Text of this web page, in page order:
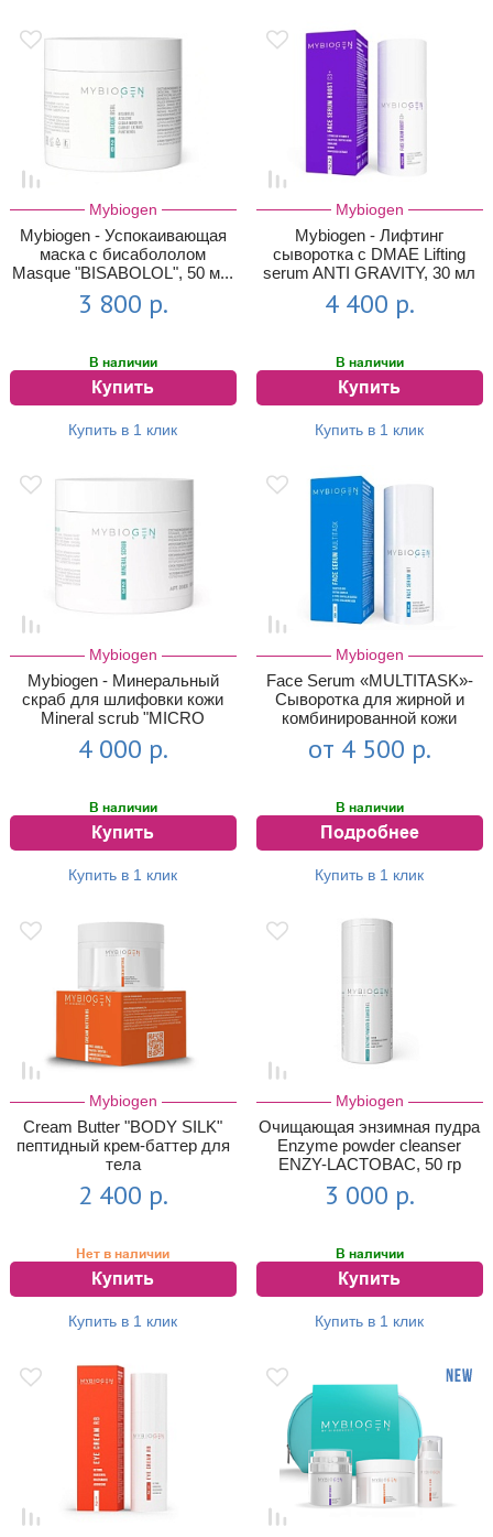
Mybiogen
Mybiogen - Успокаивающая
маска с бисабололом
Masque "BISABOLOL", 50 м...
3 800 р.
В наличии
Купить
Купить в 1 клик
Mybiogen
Mybiogen - Лифтинг
сыворотка с DMAE Lifting
serum ANTI GRAVITY, 30 мл
4 400 р.
В наличии
Купить
Купить в 1 клик
Mybiogen
Mybiogen - Минеральный
скраб для шлифовки кожи
Mineral scrub "MICRO
POLISH...
4 000 р.
В наличии
Купить
Купить в 1 клик
Mybiogen
Face Serum «MULTITASK»-
Сыворотка для жирной и
комбинированной кожи
от 4 500 р.
В наличии
Подробнее
Купить в 1 клик
Mybiogen
Cream Butter "BODY SILK"
пептидный крем-баттер для
тела
2 400 р.
Нет в наличии
Купить
Купить в 1 клик
Mybiogen
Очищающая энзимная пудра
Enzyme powder cleanser
ENZY-LACTOBAC, 50 гр
3 000 р.
В наличии
Купить
Купить в 1 клик